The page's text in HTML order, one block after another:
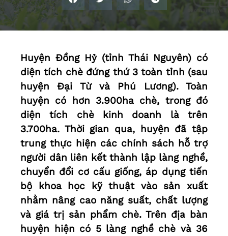
Huyện Đồng Hỷ (tỉnh Thái Nguyên) có
diện tích chè đứng thứ 3 toàn tỉnh (sau
huyện Đại Từ và Phú Lương). Toàn
huyện có hơn 3.900ha chè, trong đó
diện tích chè kinh doanh là trên
3.700ha. Thời gian qua, huyện đã tập
trung thực hiện các chính sách hỗ trợ
người dân liên kết thành lập làng nghề,
chuyển đổi cơ cấu giống, áp dụng tiến
bộ khoa học kỹ thuật vào sản xuất
nhằm nâng cao năng suất, chất lượng
và giá trị sản phẩm chè. Trên địa bàn
huyện hiện có 5 làng nghề chè và 36